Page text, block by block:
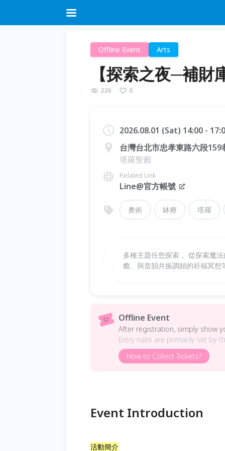
Offline Event Arts
【探索之夜─補
226 0
2026.08.01 (Sat) 14:00 -
台灣台北市忠孝東路六段159
塔羅聖殿
Related Link
Line@官方帳號
奧術 缽療 塔羅
多種主題任您探索， 從探索魔
癒、與音韻共振調頻的祈福冥
Offline Event
After registration, simply show
Entry rules are primarily set by
How to Collect Tickets?
Event Introduction
活動簡介